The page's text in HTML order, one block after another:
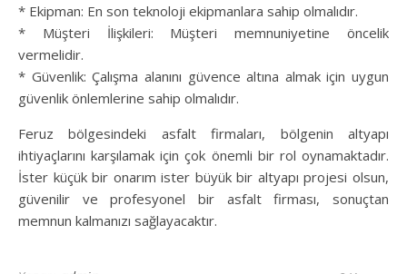
* Ekipman: En son teknoloji ekipmanlara sahip olmalıdır.
* Müşteri İlişkileri: Müşteri memnuniyetine öncelik
vermelidir.
* Güvenlik: Çalışma alanını güvence altına almak için uygun
güvenlik önlemlerine sahip olmalıdır.
Feruz bölgesindeki asfalt firmaları, bölgenin altyapı
ihtiyaçlarını karşılamak için çok önemli bir rol oynamaktadır.
İster küçük bir onarım ister büyük bir altyapı projesi olsun,
güvenilir ve profesyonel bir asfalt firması, sonuçtan
memnun kalmanızı sağlayacaktır.